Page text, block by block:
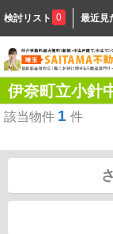
検討リスト 0 最近見
伊奈町立小針
該当物件 1 件